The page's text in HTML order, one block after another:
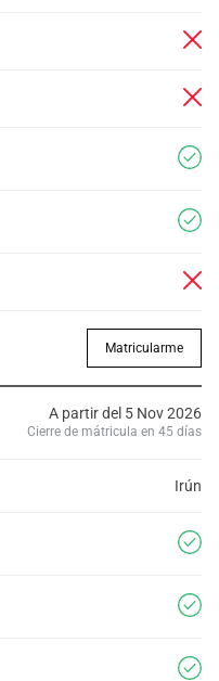
Matricularme
A partir del 5 Nov 2026
Cierre de mátricula en 45 días
Irún